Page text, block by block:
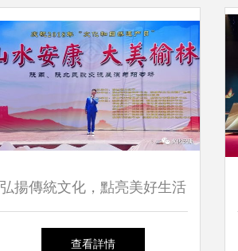
弘揚傳統文化，點亮美好生活
——山水安康·大美榆林陜南
查看詳情